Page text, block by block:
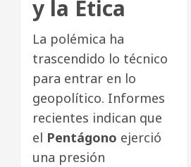
y la Ética
La polémica ha
trascendido lo técnico
para entrar en lo
geopolítico. Informes
recientes indican que
el Pentágono ejerció
una presión